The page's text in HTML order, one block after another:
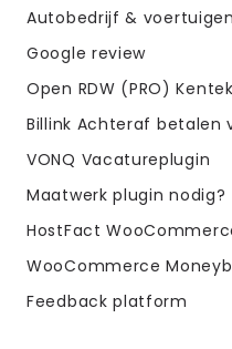
Autobedrijf & voertuigen
Google review
Open RDW (PRO)
Billink Achteraf betalen
VONQ Vacatureplugin
Maatwerk plugin nodig?
HostFact
WooCommerce
Feedback platform